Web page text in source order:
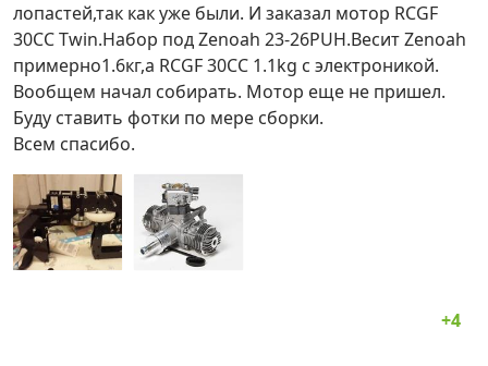
лопастей,так как уже были. И заказал мотор RCGF
30CC Twin.Набор под Zenoah 23-26PUH.Весит Zenoah
примерно1.6кг,а RCGF 30CC 1.1kg с электроникой.
Вообщем начал собирать. Мотор еще не пришел.
Буду ставить фотки по мере сборки.
Всем спасибо.